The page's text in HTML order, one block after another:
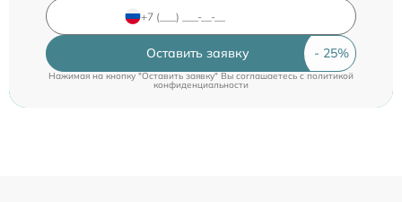
Оставить заявку
Нажимая на кнопку "Оставить заявку" Вы соглашаетесь cполитикой
конфиденциальности